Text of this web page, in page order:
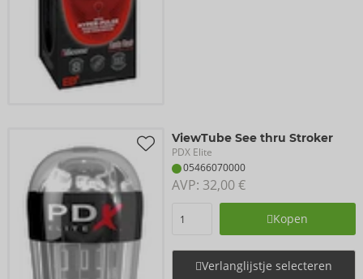
ViewTube See thru Stroker
PDX Elite
05466070000
AVP: 32,00 €
Kopen
Verlanglijstje selecteren